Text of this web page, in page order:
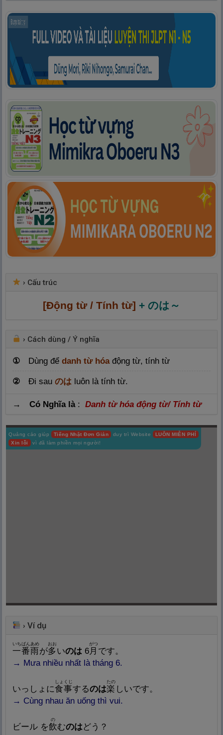
› Cấu trúc
[Động từ / Tính từ] + のは～
› Cách dùng / Ý nghĩa
① Dùng để danh từ hóa động từ, tính từ
② Đi sau のは luôn là tính từ.
→ Có Nghĩa là: Danh từ hóa động từ/ Tính từ
Quảng cáo giúp Tiếng Nhật Đơn Giản duy trì Website
LUÔN MIỄN PHÍ
Xin lỗi
vì đã làm phiền mọi người!
›Ví dụ
一番
いちばん
雨
あめ
が多
おお
いのは 6月
がつ
です。
→ Mưa nhiều nhất là tháng 6.
いっしょに食事
しょくじ
するのは楽
たの
しいです。
→ Cùng nhau ăn uống thì vui.
ビール を飲
の
むのはどう？